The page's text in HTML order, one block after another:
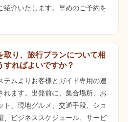
紹介いたします。早めのご予約を
取り、旅行プランについて相
すればよいですか？
テムよりお客様とガイド専用の連
れます。出発前に、集合場所、お
ト、現地グルメ、交通手段、ショ
、ビジネススケジュール、サービ